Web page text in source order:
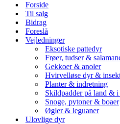
Forside
Til salg
Bidrag
Foreslå
Vejledninger
Eksotiske pattedyr
Frøer, tudser &
Gekkoer & anoler
Hvirvelløse dyr &
Planter & indretning
Skildpadder på land & i
Snoge, pytoner & boaer
Øgler & leguaner
Ulovlige dyr